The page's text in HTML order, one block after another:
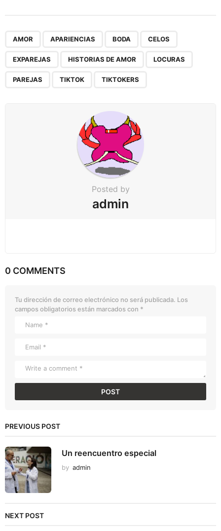
AMOR APARIENCIAS BODA CELOS
EXPAREJAS HISTORIAS DE AMOR LOCURAS
PAREJAS TIKTOK TIKTOKERS
Posted by
admin
0 COMMENTS
Tu dirección de correo electrónico no será publicada. Los
campos obligatorios están marcados con *
PREVIOUS POST
Un reencuentro especial
by admin
NEXT POST